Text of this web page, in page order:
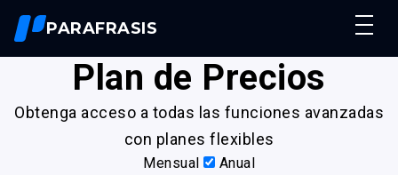
PARAFRASIS
Resumidor De Textos
Parafrasear Textos
Reescribir Textos
Plan de Precios
Obtenga acceso a todas las funciones avanzadas
con planes flexibles
Mensual
Anual